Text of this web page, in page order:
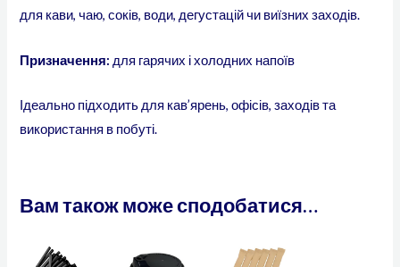
для кави, чаю, соків, води, дегустацій чи виїзних заходів.
Призначення: для гарячих і холодних напоїв
Ідеально підходить для кав’ярень, офісів, заходів та
використання в побуті.
Вам також може сподобатися…